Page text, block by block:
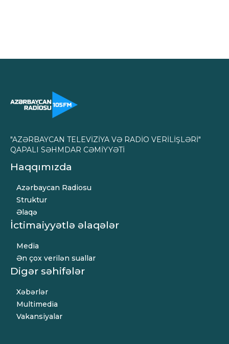
"AZƏRBAYCAN TELEVİZİYA VƏ RADİO VERİLİŞLƏRİ"
QAPALI SƏHMDAR CƏMİYYƏTİ
Haqqımızda
Azərbaycan Radiosu
Struktur
Əlaqə
İctimaiyyətlə əlaqələr
Media
Ən çox verilən suallar
Digər səhifələr
Xəbərlər
Multimedia
Vakansiyalar